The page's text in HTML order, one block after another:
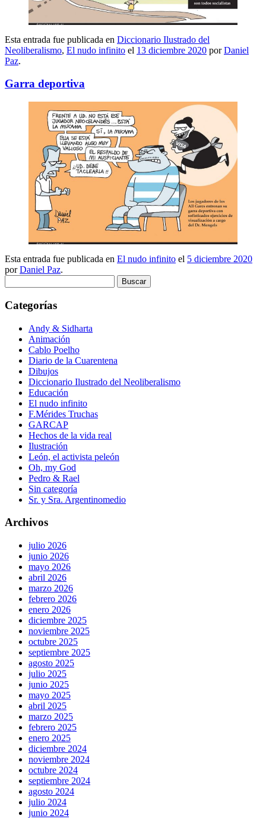
Esta entrada fue publicada en Diccionario Ilustrado del
Neoliberalismo, El nudo infinito el 13 diciembre 2020 porDaniel
Paz.
Garra deportiva
Esta entrada fue publicada en El nudo infinito el 5 diciembre 2020
porDaniel Paz.
Categorías
Andy & Sidharta
Animación
Cablo Poelho
Diario de la Cuarentena
Dibujos
Diccionario Ilustrado del Neoliberalismo
Educación
El nudo infinito
F.Mérides Truchas
GARCAP
Hechos de la vida real
Ilustración
León, el activista peleón
Oh, my God
Pedro & Rael
Sin categoría
Sr. y Sra. Argentinomedio
Archivos
julio 2026
junio 2026
mayo 2026
abril 2026
marzo 2026
febrero 2026
enero 2026
diciembre 2025
noviembre 2025
octubre 2025
septiembre 2025
agosto 2025
julio 2025
junio 2025
mayo 2025
abril 2025
marzo 2025
febrero 2025
enero 2025
diciembre 2024
noviembre 2024
octubre 2024
septiembre 2024
agosto 2024
julio 2024
junio 2024